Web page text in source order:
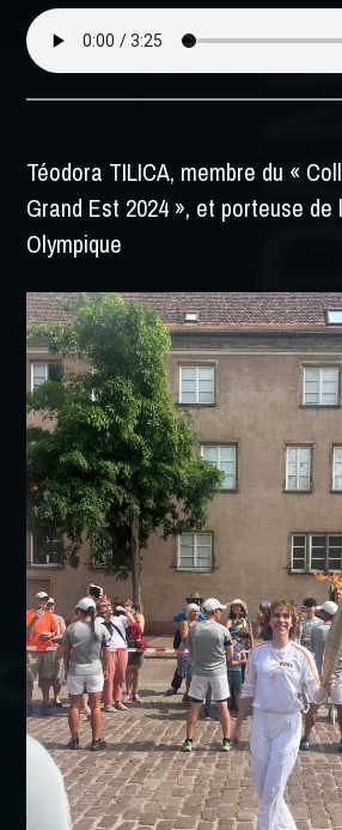
Téodora TILICA, membre du «
Grand Est 2024 », et porteuse de
Olympique